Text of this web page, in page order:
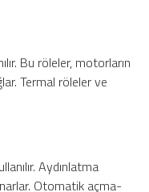
Bu röleler, motorların
Termal röleler ve
Aydınlatma
Otomatik açma-